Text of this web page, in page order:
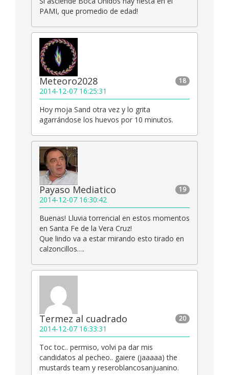
PAMI, que promedio de edad!
18
Meteoro2028
2014-12-07 16:25:31
Hoy moja Sand otra vez y lo grita
agarrándose los huevos por 10 minutos.
19
Payaso Mediatico
2014-12-07 16:30:42
Buenas! Lluvia torrencial en estos momentos
en Santa Fe de la Vera Cruz!
Que lindo va a estar mirando esto tirado en
calzoncillos….
20
Termez al cuadrado
2014-12-07 16:33:31
Toc toc.. permiso, volvi pa dar mis
candidatos al pecheo.. gaiere (jaaaaa) the
mustards team y reseroblancosanjuanino.